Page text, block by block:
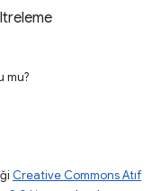
mu?
Creative Commons Atıf